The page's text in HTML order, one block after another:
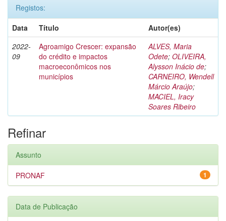
Registos:
Data
Título
Autor(es)
2022-
09
Agroamigo Crescer: expansão
do crédito e impactos
macroeconômicos nos
municípios
ALVES, Maria
Odete; OLIVEIRA,
Alysson Inácio de;
CARNEIRO, Wendell
Márcio Araújo;
MACIEL, Iracy
Soares Ribeiro
Refinar
Assunto
1
PRONAF
Data de Publicação